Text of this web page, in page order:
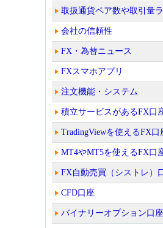
取扱通貨ペア数や取引量
会社の信頼性
FX・為替ニュース
FXスマホアプリ
注文機能・システム
積立サービスがあるFX口
TradingViewを使えるFX口
MT4やMT5を使えるFX口
FX自動売買（シストレ）
CFD口座
バイナリーオプション口座